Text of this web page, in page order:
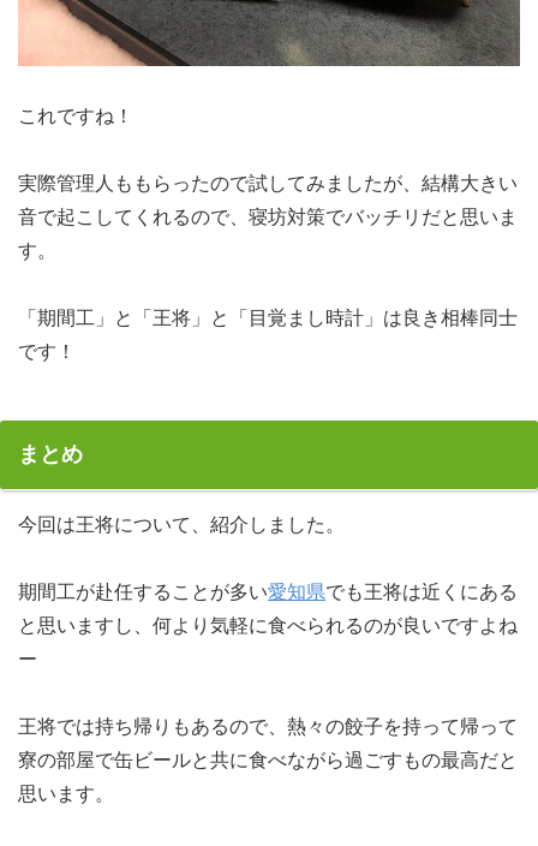
これですね！
実際管理人ももらったので試してみましたが、結構大きい
音で起こしてくれるので、寝坊対策でバッチリだと思いま
す。
「期間工」と「王将」と「目覚まし時計」は良き相棒同士
です！
まとめ
今回は王将について、紹介しました。
期間工が赴任することが多い愛知県でも王将は近くにある
と思いますし、何より気軽に食べられるのが良いですよね
ー
王将では持ち帰りもあるので、熱々の餃子を持って帰って
寮の部屋で缶ビールと共に食べながら過ごすもの最高だと
思います。